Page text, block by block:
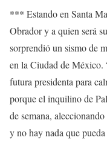
*** Estando en Santa
Obrador y a quien será
sorprendió un sismo de
en la Ciudad de México.
futura presidenta para
porque el inquilino de
de semana,
y no hay nada que